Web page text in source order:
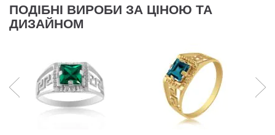
ПОДІБНІ ВИРОБИ ЗА ЦІНОЮ ТА
ДИЗАЙНОМ